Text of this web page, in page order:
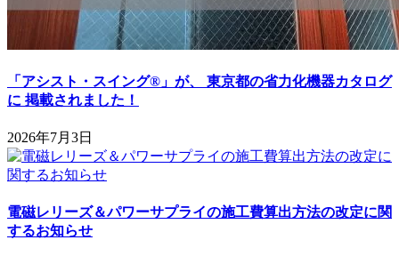
「アシスト・スイング®」が、 東京都の省力化機器カタログ
に 掲載されました！
2026年7月3日
電磁レリーズ＆パワーサプライの施工費算出方法の改定に関
するお知らせ